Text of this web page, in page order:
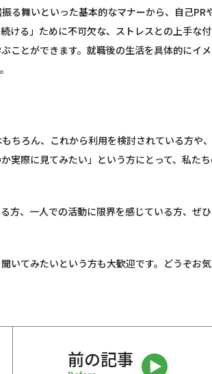
る舞いといった基本的なマナーから、自己PR
ける」ために不可欠な、ストレスとの上手な
ことができます。就職後の生活を具体的にイ
ちろん、これから利用を検討されている方や
実際に見てみたい」という方にとって、私た
方、一人での活動に限界を感じている方、ぜ
てみたいという方も大歓迎です。どうぞお気
前の記事